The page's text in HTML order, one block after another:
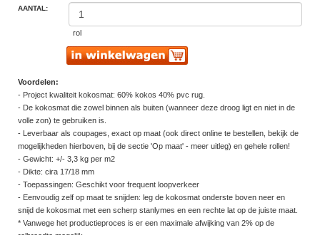
AANTAL:
rol
Voordelen:
- Project kwaliteit kokosmat: 60% kokos 40% pvc rug.
- De kokosmat die zowel binnen als buiten (wanneer deze droog ligt en niet in de
volle zon) te gebruiken is.
- Leverbaar als coupages, exact op maat (ook direct online te bestellen, bekijk de
mogelijkheden hierboven, bij de sectie 'Op maat' - meer uitleg) en gehele rollen!
- Gewicht: +/- 3,3 kg per m2
- Dikte: cira 17/18 mm
- Toepassingen: Geschikt voor frequent loopverkeer
- Eenvoudig zelf op maat te snijden: leg de kokosmat onderste boven neer en
snijd de kokosmat met een scherp stanlymes en een rechte lat op de juiste maat.
* Vanwege het productieproces is er een maximale afwijking van 2% op de